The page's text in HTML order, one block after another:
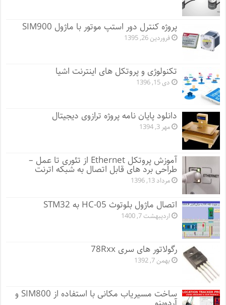
پروژه کنترل دور استپ موتور با ماژول SIM900
فروردین 26, 1395
تکنولوژی و پروتکل های اینترنت اشیا
دی 15, 1396
دانلود پایان نامه پروژه ترازوی دیجیتال
مهر 3, 1394
آموزش پروتکل Ethernet از تئوری تا عمل –
طراحی برد های قابل اتصال به شبکه اترنت
مرداد 13, 1396
اتصال ماژول بلوتوث HC-05 به STM32
اردیبهشت 7, 1400
رگولاتور های سری 78Rxx
بهمن 7, 1392
ساخت مسیریاب مکانی با استفاده از SIM800 و